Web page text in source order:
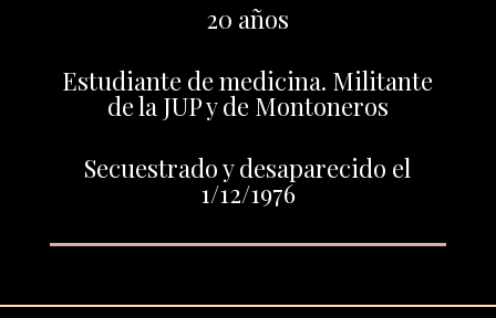
20 años
Estudiante de medicina. Militante
de la JUP y de Montoneros
Secuestrado y desaparecido el
1/12/1976